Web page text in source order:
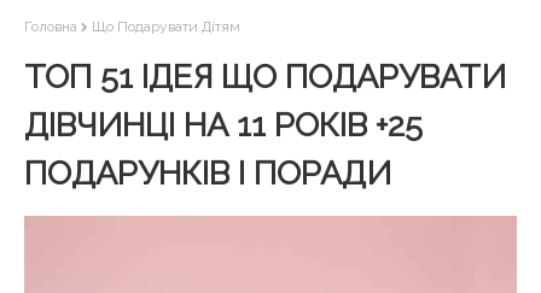
Головна Що Подарувати Дітям
ТОП 51 ІДЕЯ ЩО ПОДАРУВАТИ
ДІВЧИНЦІ НА 11 РОКІВ +25
ПОДАРУНКІВ І ПОРАДИ